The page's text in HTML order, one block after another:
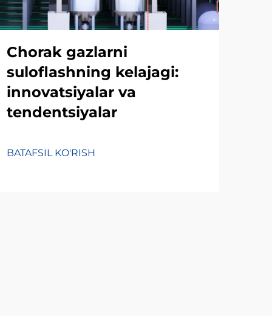
Chorak gazlarni
suloflashning kelajagi:
innovatsiyalar va
tendentsiyalar
BATAFSIL KO'RISH